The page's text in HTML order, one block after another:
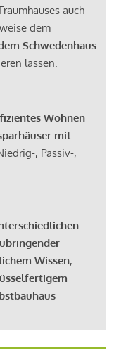
auch
dem
Schwedenhaus
lassen.
Wohnen
mit
, Passiv-,
Wissen,